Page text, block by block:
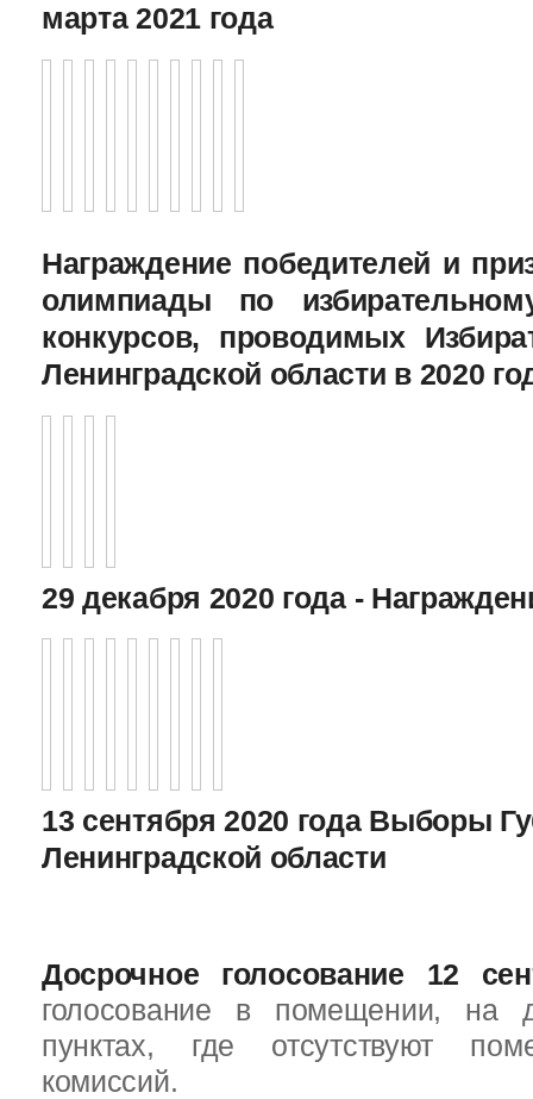
марта 2021 года
Награждение победителей и
олимпиады по
конкурсов, проводимых
Ленинградской области в 2020
29 декабря 2020 года -
13 сентября 2020 года Выборы
Ленинградской области
Досрочное голосование 12
голосование в помещении, на
пунктах, где отсутствуют
комиссий.